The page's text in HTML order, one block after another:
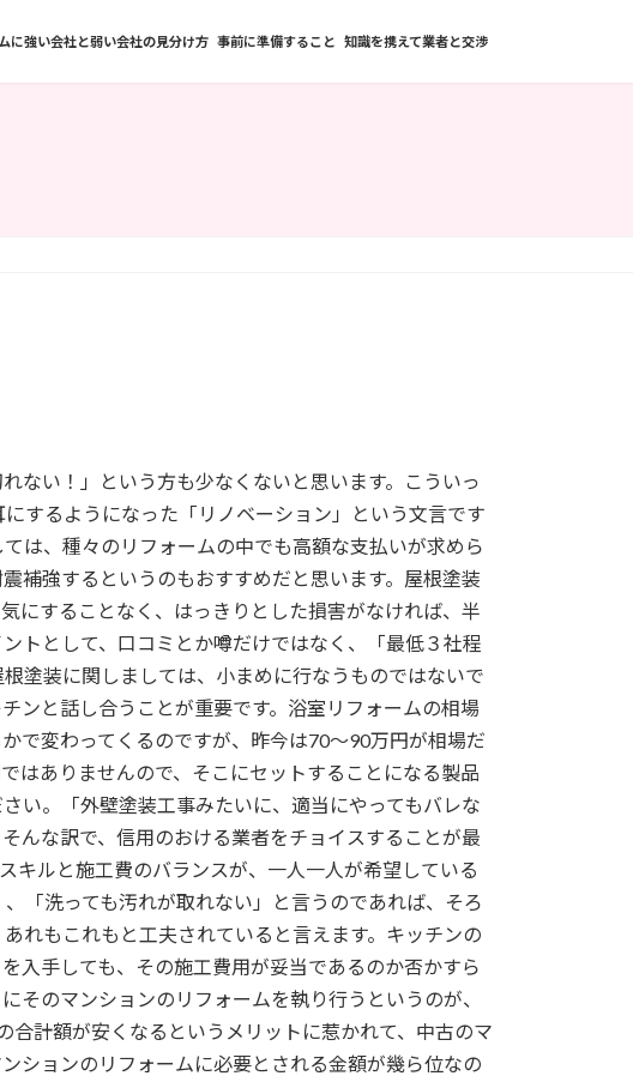
に強い会社と弱い会社の見分け方 事前に準備すること 知識を携えて業者と交渉
ない！」という方も少なくないと思います。こういっ
するようになった「リノベーション」という文言です
は、種々のリフォームの中でも高額な支払いが求めら
補強するというのもおすすめだと思います。屋根塗装
にすることなく、はっきりとした損害がなければ、半
トとして、口コミとか噂だけではなく、「最低３社程
塗装に関しましては、小まめに行なうものではないで
ンと話し合うことが重要です。浴室リフォームの相場
で変わってくるのですが、昨今は70～90万円が相場だ
はありませんので、そこにセットすることになる製品
い。「外壁塗装工事みたいに、適当にやってもバレな
んな訳で、信用のおける業者をチョイスすることが最
キルと施工費のバランスが、一人一人が希望している
「洗っても汚れが取れない」と言うのであれば、そろ
れもこれもと工夫されていると言えます。キッチンの
入手しても、その施工費用が妥当であるのか否かすら
そのマンションのリフォームを執り行うというのが、
合計額が安くなるというメリットに惹かれて、中古のマ
ションのリフォームに必要とされる金額が幾ら位なの